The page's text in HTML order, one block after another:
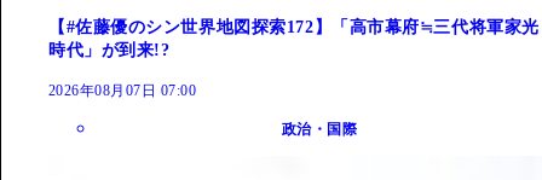
【#佐藤優のシン世界地図探索172】「高市幕府≒三代将軍家光
時代」が到来!?
2026年08月07日 07:00
政治・国際